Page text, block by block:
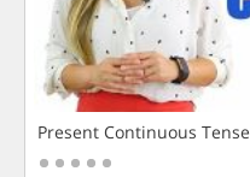
Present Continuous Tense